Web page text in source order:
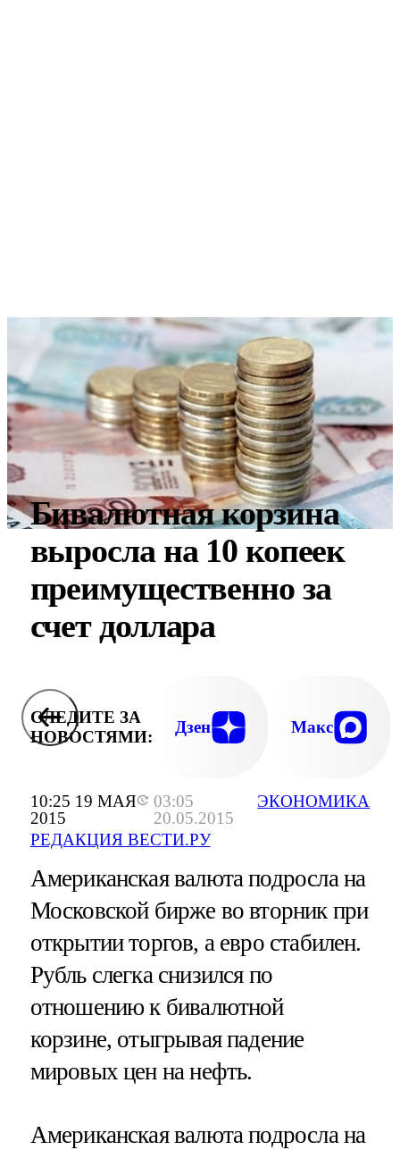
10:25 19 МАЯ
2015
03:05
20.05.2015
РЕДАКЦИЯ ВЕСТИ.РУ
ЭКОНОМИКА
Бивалютная корзина
выросла на 10 копеек
преимущественно за
счет доллара
СЛЕДИТЕ ЗА
НОВОСТЯМИ:
Дзен Макс
Американская валюта подросла на
Московской бирже во вторник при
открытии торгов, а евро стабилен.
Рубль слегка снизился по
отношению к бивалютной
корзине, отыгрывая падение
мировых цен на нефть.
Американская валюта подросла на